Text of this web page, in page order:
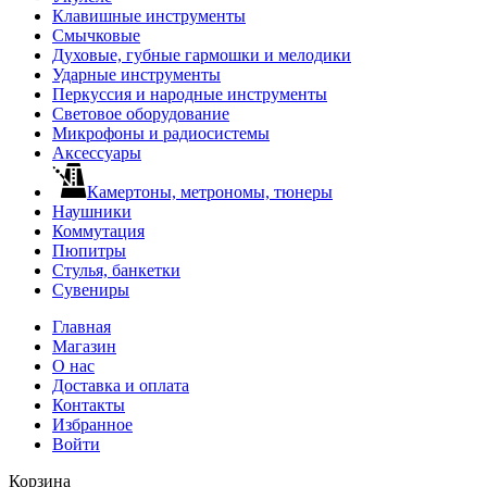
Клавишные инструменты
Смычковые
Духовые, губные гармошки и мелодики
Ударные инструменты
Перкуссия и народные инструменты
Световое оборудование
Микрофоны и радиосистемы
Аксессуары
Камертоны, метрономы, тюнеры
Наушники
Коммутация
Пюпитры
Стулья, банкетки
Сувениры
Главная
Магазин
О нас
Доставка и оплата
Контакты
Избранное
Войти
Корзина